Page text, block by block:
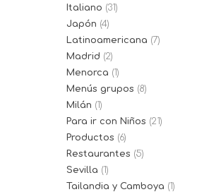
Italiano (31)
Japón (4)
Latinoamericana (7)
Madrid (2)
Menorca (1)
Menús grupos (8)
Milán (1)
Para ir con Niños (21)
Productos (6)
Restaurantes (5)
Sevilla (1)
Tailandia y Camboya (1)